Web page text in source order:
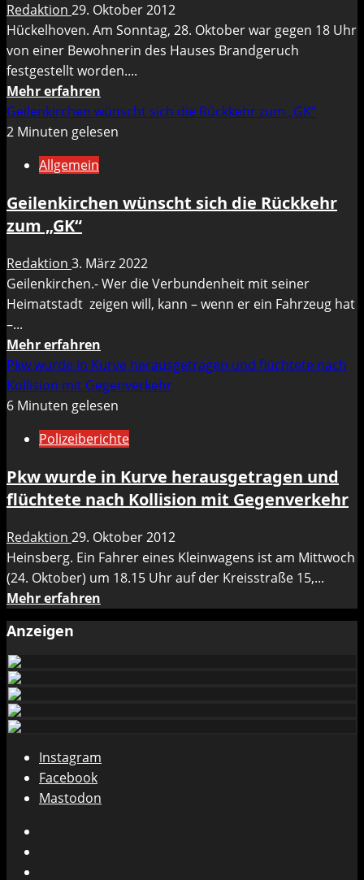
Freitag
in
der
Realschule
Redaktion 29. Oktober 2012
Hückelhoven. Am Sonntag, 28. Oktober war gegen 18 Uhr
von einer Bewohnerin des Hauses Brandgeruch
festgestellt worden....
Mehr erfahren
Informationen
über
Mehrfamilienhaus
Altmyhl
Geilenkirchen wünscht sich die Rückkehr zum „GK“
2 Minuten gelesen
Allgemein
Geilenkirchen wünscht sich die Rückkehr
zum „GK“
Redaktion 3. März 2022
Geilenkirchen.- Wer die Verbundenheit mit seiner
Heimatstadt zeigen will, kann – wenn er ein Fahrzeug hat
–...
Mehr erfahren
Informationen
über
Geilenkirchen
sich
Rückkehr
zum
Pkw wurde in Kurve herausgetragen und flüchtete nach
Kollision mit Gegenverkehr
6 Minuten gelesen
Polizeiberichte
Pkw wurde in Kurve herausgetragen und
flüchtete nach Kollision mit Gegenverkehr
Redaktion 29. Oktober 2012
Heinsberg. Ein Fahrer eines Kleinwagens ist am Mittwoch
(24. Oktober) um 18.15 Uhr auf der Kreisstraße 15,...
Mehr erfahren
Informationen
und
nach
Anzeigen
Instagram
Facebook
Mastodon